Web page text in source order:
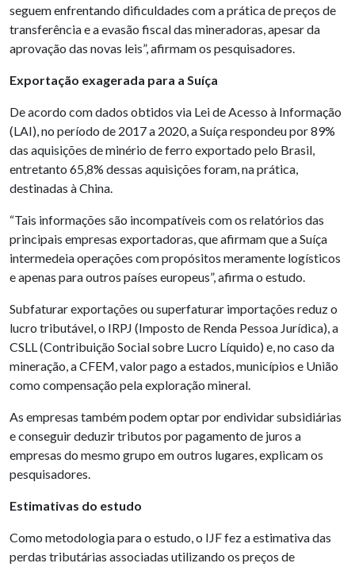
seguem enfrentando dificuldades com a prática de preços de
transferência e a evasão fiscal das mineradoras, apesar da
aprovação das novas leis”, afirmam os pesquisadores.
Exportação exagerada para a Suíça
De acordo com dados obtidos via Lei de Acesso à Informação
(LAI), no período de 2017 a 2020, a Suíça respondeu por 89%
das aquisições de minério de ferro exportado pelo Brasil,
entretanto 65,8% dessas aquisições foram, na prática,
destinadas à China.
“Tais informações são incompatíveis com os relatórios das
principais empresas exportadoras, que afirmam que a Suíça
intermedeia operações com propósitos meramente logísticos
e apenas para outros países europeus”, afirma o estudo.
Subfaturar exportações ou superfaturar importações reduz o
lucro tributável, o IRPJ (Imposto de Renda Pessoa Jurídica), a
CSLL (Contribuição Social sobre Lucro Líquido) e, no caso da
mineração, a CFEM, valor pago a estados, municípios e União
como compensação pela exploração mineral.
As empresas também podem optar por endividar subsidiárias
e conseguir deduzir tributos por pagamento de juros a
empresas do mesmo grupo em outros lugares, explicam os
pesquisadores.
Estimativas do estudo
Como metodologia para o estudo, o IJF fez a estimativa das
perdas tributárias associadas utilizando os preços de